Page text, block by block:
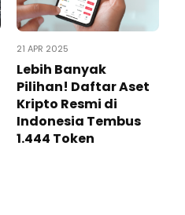
21 APR 2025
Lebih Banyak
Pilihan! Daftar Aset
Kripto Resmi di
Indonesia Tembus
1.444 Token